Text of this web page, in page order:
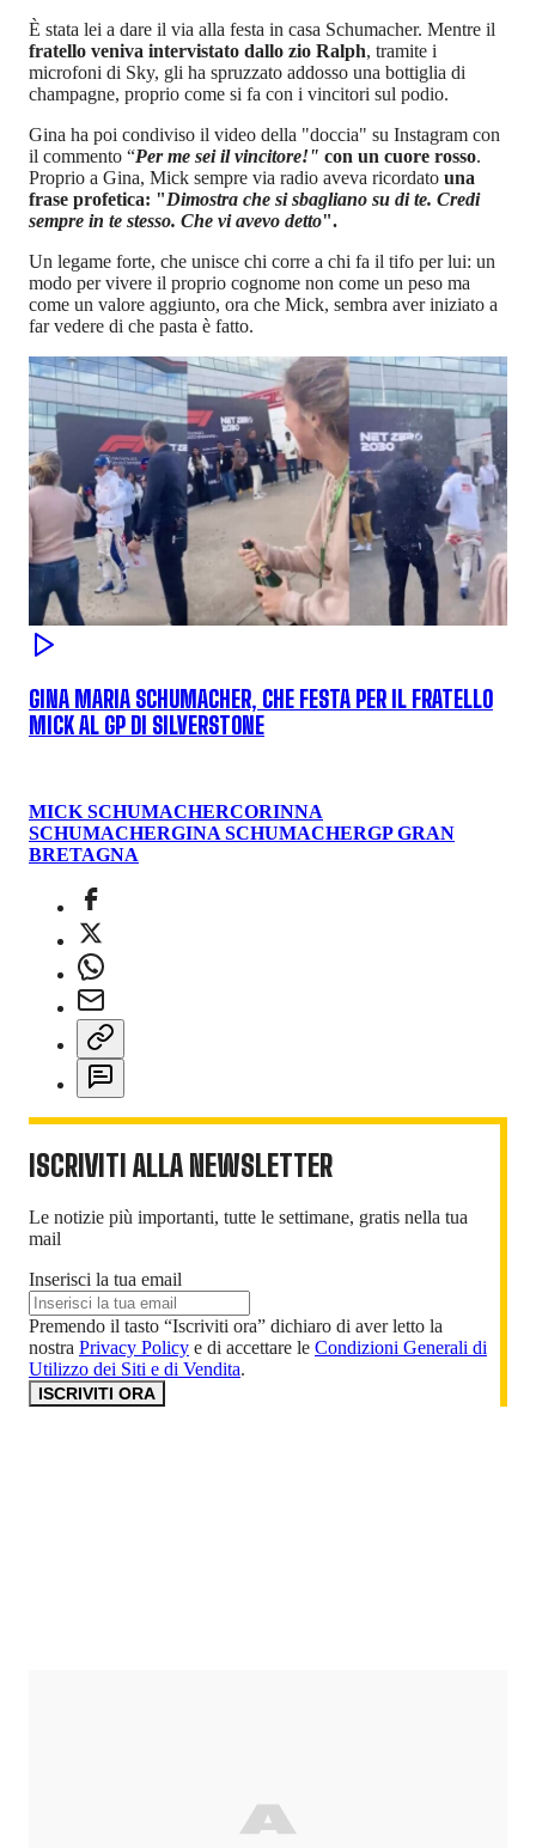
È stata lei a dare il via alla festa in casa Schumacher. Mentre il
fratello veniva intervistato dallo zio Ralph, tramite i
microfoni di Sky, gli ha spruzzato addosso una bottiglia di
champagne, proprio come si fa con i vincitori sul podio.
Gina ha poi condiviso il video della "doccia" su Instagram con
il commento “Per me sei il vincitore!" con un cuore rosso.
Proprio a Gina, Mick sempre via radio aveva ricordato una
frase profetica: "Dimostra che si sbagliano su di te. Credi
sempre in te stesso. Che vi avevo detto".
Un legame forte, che unisce chi corre a chi fa il tifo per lui: un
modo per vivere il proprio cognome non come un peso ma
come un valore aggiunto, ora che Mick, sembra aver iniziato a
far vedere di che pasta è fatto.
GINA MARIA SCHUMACHER, CHE FESTA PER IL FRATELLO
MICK AL GP DI SILVERSTONE
MICK SCHUMACHERCORINNA
SCHUMACHERGINA SCHUMACHERGP GRAN
BRETAGNA
ISCRIVITI ALLA NEWSLETTER
Le notizie più importanti, tutte le settimane, gratis nella tua
mail
Inserisci la tua email
Premendo il tasto “Iscriviti ora” dichiaro di aver letto la
nostra Privacy Policy e di accettare le Condizioni Generali di
Utilizzo dei Siti e di Vendita.
ISCRIVITI ORA